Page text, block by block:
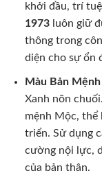
khởi đầu, trí
1973luôn giữ
thông trong
diện cho sự ổn
Màu Bản
Xanh nõn
mệnh Mộc, thể
triển. Sử dụng
cường nội lực,
của bản thân.